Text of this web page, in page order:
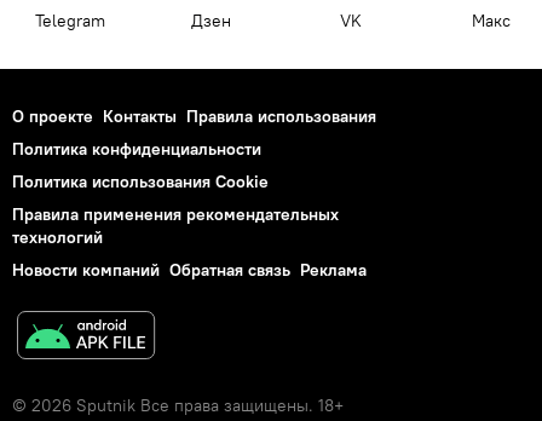
Telegram Дзен VK Макс
О проекте Контакты Правила использования
Политика конфиденциальности
Политика использования Cookie
Правила применения рекомендательных
технологий
Новости компаний Обратная связь Реклама
© 2026 Sputnik Все права защищены. 18+